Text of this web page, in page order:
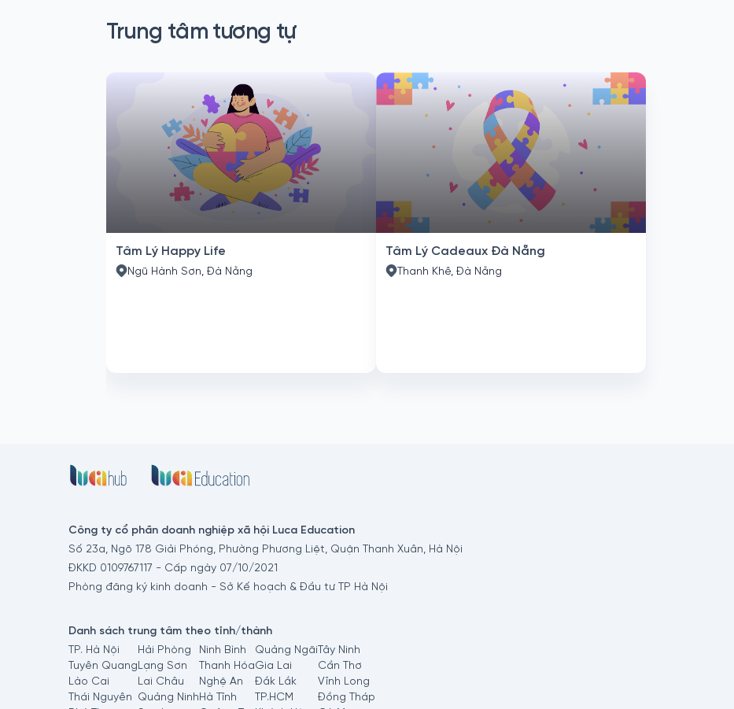
Trung tâm tương tự
Tâm Lý Happy Life
Ngũ Hành Sơn, Đà Nẵng
Tâm Lý Cadeaux Đà Nẵng
Thanh Khê, Đà Nẵng
Công ty cổ phần doanh nghiệp xã hội Luca Education
Số 23a, Ngõ 178 Giải Phóng, Phường Phương Liệt, Quận Thanh Xuân, Hà Nội
ĐKKD 0109767117 - Cấp ngày 07/10/2021
Phòng đăng ký kinh doanh - Sở Kế hoạch & Đầu tư TP Hà Nội
Danh sách trung tâm theo tỉnh/thành
TP. Hà Nội
Tuyên Quang
Lào Cai
Thái Nguyên
Hải Phòng
Lạng Sơn
Lai Châu
Quảng Ninh
Ninh Bình
Thanh Hóa
Nghệ An
Hà Tĩnh
Quảng Ngãi
Gia Lai
Đắk Lắk
TP.HCM
Tây Ninh
Cần Thơ
Vĩnh Long
Đồng Tháp